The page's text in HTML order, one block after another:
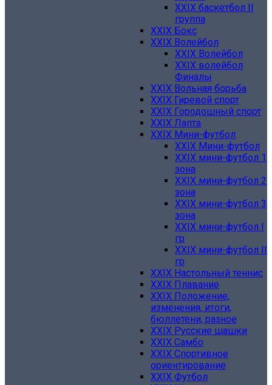
XXIX баскетбол II
группа
XXIX Бокс
XXIX Волейбол
XXIX Волейбол
XXIX волейбол
Финалы
XXIX Вольная борьба
XXIX Гиревой спорт
XXIX Городошный спорт
XXIX Лапта
XXIX Мини-футбол
XXIX Мини-футбол
XXIX мини-футбол 1
зона
XXIX мини-футбол 2
зона
XXIX мини-футбол 3
зона
XXIX мини-футбол I
гр
XXIX мини-футбол II
гр
XXIX Настольный теннис
XXIX Плавание
XXIX Положение,
изменения, итоги,
бюллетени, разное
XXIX Русские шашки
XXIX Самбо
XXIX Спортивное
ориентирование
XXIX Футбол